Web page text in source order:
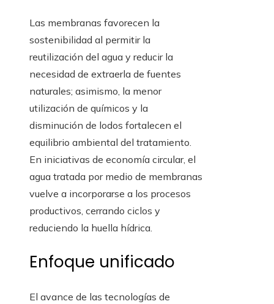
Las membranas favorecen la
sostenibilidad al permitir la
reutilización del agua y reducir la
necesidad de extraerla de fuentes
naturales; asimismo, la menor
utilización de químicos y la
disminución de lodos fortalecen el
equilibrio ambiental del tratamiento.
En iniciativas de economía circular, el
agua tratada por medio de membranas
vuelve a incorporarse a los procesos
productivos, cerrando ciclos y
reduciendo la huella hídrica.
Enfoque unificado
El avance de las tecnologías de